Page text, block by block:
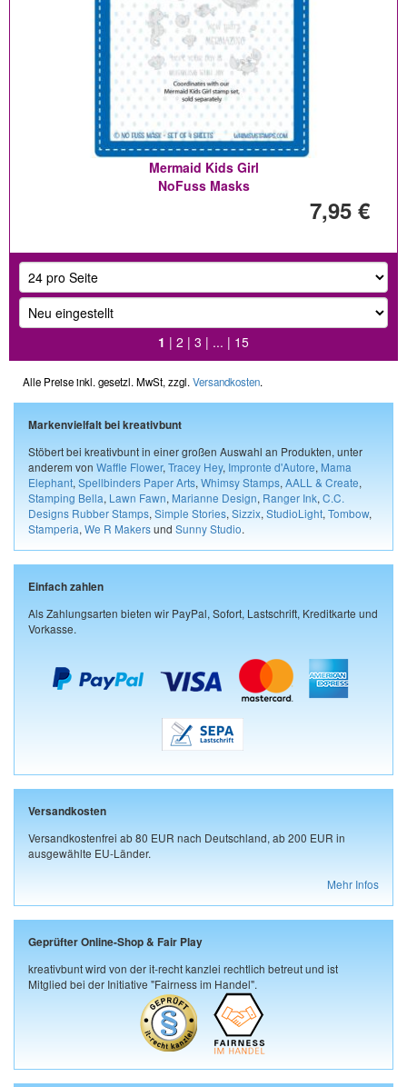
Mermaid Kids Girl
NoFuss Masks
7,95 €
1 | 2 | 3 | ... | 15
Alle Preise inkl. gesetzl. MwSt, zzgl. Versandkosten.
Markenvielfalt bei kreativbunt
Stöbert bei kreativbunt in einer großen Auswahl an Produkten, unter
anderem von Waffle Flower, Tracey Hey, Impronte d'Autore, Mama
Elephant, Spellbinders Paper Arts, Whimsy Stamps, AALL & Create,
Stamping Bella, Lawn Fawn, Marianne Design, Ranger Ink, C.C.
Designs Rubber Stamps, Simple Stories, Sizzix, StudioLight, Tombow,
Stamperia, We R Makersund Sunny Studio.
Einfach zahlen
Als Zahlungsarten bieten wir PayPal, Sofort, Lastschrift, Kreditkarte und
Vorkasse.
Versandkosten
Versandkostenfrei ab 80 EUR nach Deutschland, ab 200 EUR in
ausgewählte EU-Länder.
Mehr Infos
Geprüfter Online-Shop & Fair Play
kreativbunt wird von der it-recht kanzlei rechtlich betreut und ist
Mitglied bei der Initiative "Fairness im Handel".